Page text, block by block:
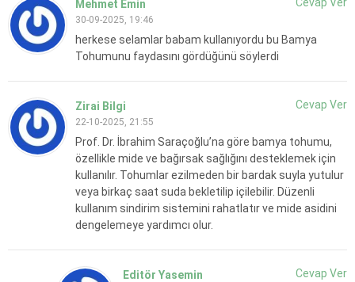
Mehmet Emin
30-09-2025, 19:46
herkese selamlar babam kullanıyordu bu Bamya
Tohumunu faydasını gördüğünü söylerdi
Zirai Bilgi
22-10-2025, 21:55
Prof. Dr. İbrahim Saraçoğlu’na göre bamya tohumu,
özellikle mide ve bağırsak sağlığını desteklemek için
kullanılır. Tohumlar ezilmeden bir bardak suyla yutulur
veya birkaç saat suda bekletilip içilebilir. Düzenli
kullanım sindirim sistemini rahatlatır ve mide asidini
dengelemeye yardımcı olur.
Cevap Ver
Editör Yasemin Cevap Ver